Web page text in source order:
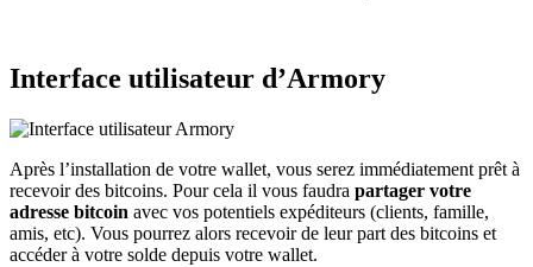
Interface utilisateur d’Armory
Après l’installation de votre wallet, vous serez immédiatement prêt à
recevoir des bitcoins. Pour cela il vous faudra partager votre
adresse bitcoin avec vos potentiels expéditeurs (clients, famille,
amis, etc). Vous pourrez alors recevoir de leur part des bitcoins et
accéder à votre solde depuis votre wallet.